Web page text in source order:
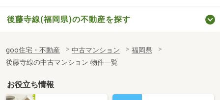
後藤寺線(福岡県)の不動産を探す
goo住宅・不動産 中古マンション
福岡県
後藤寺線の中古マンション 物件一覧
お役立ち情報